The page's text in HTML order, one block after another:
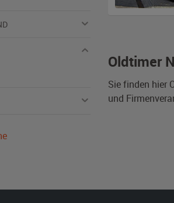
Oldtimer
Sie finden hier
und